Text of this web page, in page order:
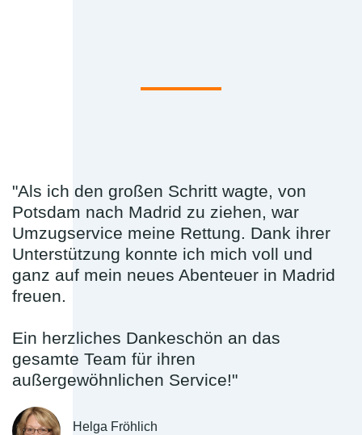
"Als ich den großen Schritt wagte, von
Potsdam nach Madrid zu ziehen, war
Umzugservice meine Rettung. Dank ihrer
Unterstützung konnte ich mich voll und
ganz auf mein neues Abenteuer in Madrid
freuen.
Ein herzliches Dankeschön an das
gesamte Team für ihren
außergewöhnlichen Service!"
Helga Fröhlich